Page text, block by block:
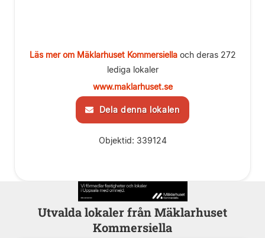
Läs mer om Mäklarhuset Kommersiellaoch deras 272
lediga lokaler
www.maklarhuset.se
Dela denna lokalen
Objektid: 339124
Utvalda lokaler från Mäklarhuset
Kommersiella